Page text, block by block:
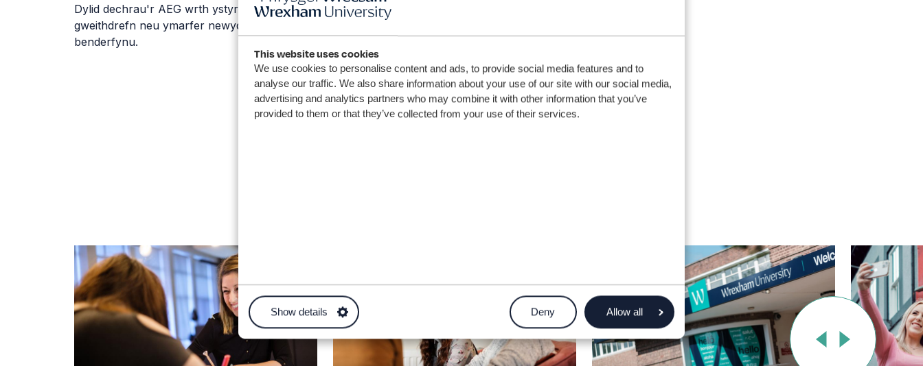
This website uses cookies
We use cookies to personalise content and ads, to provide social media features and to
analyse our traffic. We also share information about your use of our site with our social media,
advertising and analytics partners who may combine it with other information that you’ve
provided to them or that they’ve collected from your use of their services.
Show details Deny Allow all
Dylid dechrau'r AEG wrth ystyried gweithredu newid neu wrth ddrafftio polisi,
gweithdrefn neu ymarfer newydd fel y gellir ei ddefnyddio yn ystod y broses
benderfynu.